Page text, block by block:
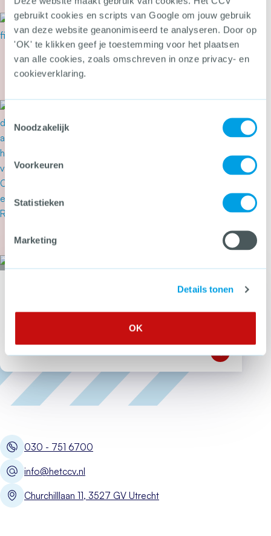
gebruikt cookies en scripts van Google om jouw gebruik
van deze website geanonimiseerd te analyseren. Door op
'OK' te klikken geef je toestemming voor het plaatsen
van alle cookies, zoals omschreven in onze privacy- en
cookieverklaring.
Noodzakelijk
Voorkeuren
Statistieken
Marketing
Details tonen
OK
21 juli 2026
Tweede Kamer stemt in met
wetsvoorstel tegen heling en
witwassen
Meer over ‘Drugslab in woonwijk is
Wil je de ondernemers in jouw gemeente weerbaarder maken?
Platform Veilig Ondernemen
Open
030 - 751 6700
info@hetccv.nl
Churchilllaan 11, 3527 GV Utrecht